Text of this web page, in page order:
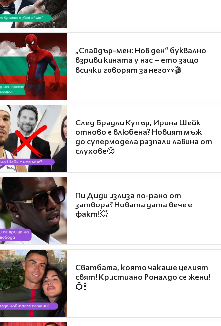
„Спайдър-мен: Нов ден“ буквално
взриви кината у нас – ето защо
всички говорят за него👀🎬
След Брадли Купър, Ирина Шейк
отново е влюбена? Новият мъж
до супермодела разпали лавина от
слухове🧐
Пи Диди излиза по-рано от
затвора? Новата дата вече е
факт!💥
Сватбата, която чакаше целият
свят! Кристиано Роналдо се жени!
💍🍾